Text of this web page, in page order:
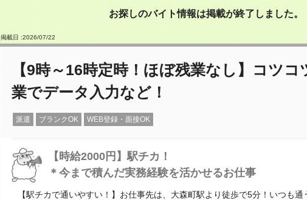
お探しのバイト情報は掲載が終了しました。
掲載日 :2026/07/22
【9時～16時定時！ほぼ残業なし】コツコ
業でデータ入力など！
派遣 ブランクOK WEB登録・面接OK
【時給2000円】駅チカ！
＊今まで積んだ実務経験を活かせるお仕事
【駅チカで通いやすい！】お仕事先は、大森町駅より徒歩で5分！いつも通